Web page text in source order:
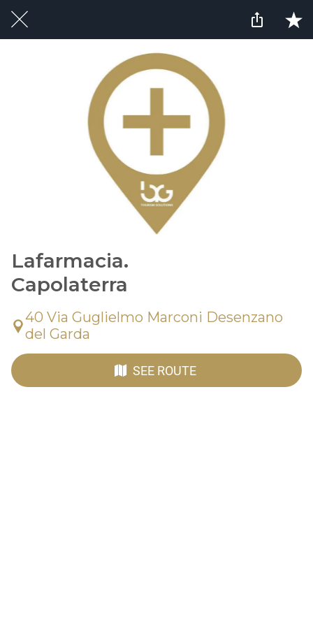
Lafarmacia.
Capolaterra
40 Via Guglielmo Marconi Desenzano
del Garda
SEE ROUTE